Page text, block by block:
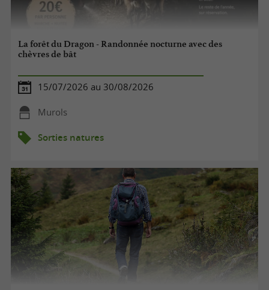
La forêt du Dragon - Randonnée nocturne avec des
chèvres de bât
15/07/2026 au 30/08/2026
Murols
Sorties natures